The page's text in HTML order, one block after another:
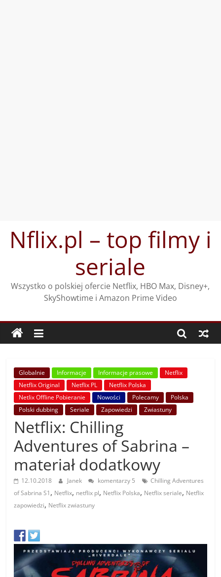
treściNflix.pl – top filmy i
seriale
Wszystko o polskiej ofercie Netflix, HBO Max, Disney+,
SkyShowtime i Amazon Prime Video
Globalnie Informacje Informacje prasowe
Netflix
Netflix Original
Netflix PL
Netflix Polska
Netlix Offline Pobieranie
Nowości Polecamy
Polska
Polski dubbing
Seriale Zapowiedzi Zwiastuny
Netflix: Chilling
Adventures of Sabrina –
materiał dodatkowy
12.10.2018 Janek komentarzy 5
Chilling Adventures
of Sabrina S1, Netflix, netflix pl, Netflix Polska, Netflix seriale, Netflix
zapowiedzi, Netflix zwiastuny